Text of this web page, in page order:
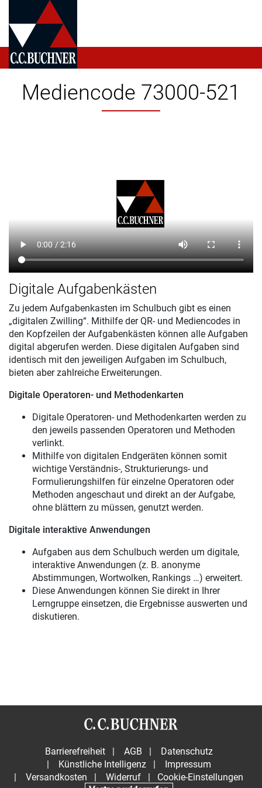
Mediencode 73000-521
Digitale Aufgabenkästen
Zu jedem Aufgabenkasten im Schulbuch gibt es einen
„digitalen Zwilling“. Mithilfe der QR- und Mediencodes in
den Kopfzeilen der Aufgabenkästen können alle Aufgaben
digital abgerufen werden. Diese digitalen Aufgaben sind
identisch mit den jeweiligen Aufgaben im Schulbuch,
bieten aber zahlreiche Erweiterungen.
Digitale Operatoren- und Methodenkarten
Digitale Operatoren- und Methodenkarten werden zu
den jeweils passenden Operatoren und Methoden
verlinkt.
Mithilfe von digitalen Endgeräten können somit
wichtige Verständnis-, Strukturierungs- und
Formulierungshilfen für einzelne Operatoren oder
Methoden angeschaut und direkt an der Aufgabe,
ohne blättern zu müssen, genutzt werden.
Digitale interaktive Anwendungen
Aufgaben aus dem Schulbuch werden um digitale,
interaktive Anwendungen (z. B. anonyme
Abstimmungen, Wortwolken, Rankings …) erweitert.
Diese Anwendungen können Sie direkt in Ihrer
Lerngruppe einsetzen, die Ergebnisse auswerten und
diskutieren.
Barrierefreiheit | AGB |
Datenschutz
|
Künstliche Intelligenz |
Impressum
|
Versandkosten | Widerruf |
Cookie-Einstellungen